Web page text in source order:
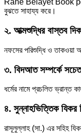
Rahe Belayet Book pdf
বুঝতে সাহায্য করে।
২. আত্মশুদ্ধির বাস্তব
নফসের পরিশুদ্ধি ও তাকওয়া
৩. বিদআত সম্পর্কে
ধর্মের নামে প্রচলিত ভ্রান্ত
৪. সুন্নাহভিত্তিক যিকর
রাসূলুল্লাহ (সা.) এর সহিহ